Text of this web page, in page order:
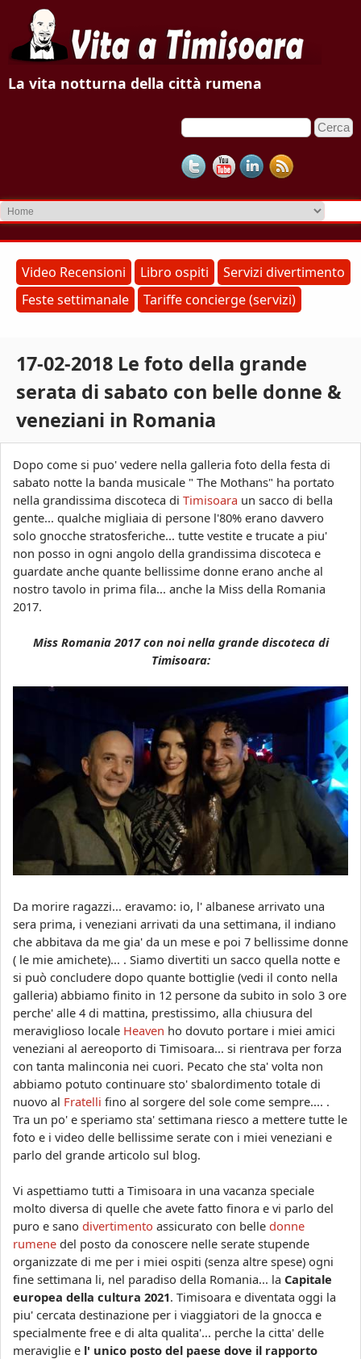
V
a
T
m
s
o
a
r
a
La vita notturna della città rumena
F
o
r
m
d
i
r
i
c
c
a
C
r
c
a
Video Recensioni Libro ospiti
Servizi divertimento
Feste settimanale
Tariffe concierge (servizi)
17-02-2018 Le foto della grande
serata di sabato con belle donne &
veneziani in Romania
Dopo come si puo' vedere nella galleria foto della festa di
sabato notte la banda musicale " The Mothans" ha portato
nella grandissima discoteca di Timisoara un sacco di bella
gente... qualche migliaia di persone l'80% erano davvero
solo gnocche stratosferiche... tutte vestite e trucate a piu'
non posso in ogni angolo della grandissima discoteca e
guardate anche quante bellissime donne erano anche al
nostro tavolo in prima fila... anche la Miss della Romania
2017.
Miss Romania 2017 con noi nella grande discoteca di
Timisoara:
Da morire ragazzi... eravamo: io, l' albanese arrivato una
sera prima, i veneziani arrivati da una settimana, il indiano
che abbitava da me gia' da un mese e poi 7 bellissime donne
( le mie amichete)... . Siamo divertiti un sacco quella notte e
si può concludere dopo quante bottiglie (vedi il conto nella
galleria) abbiamo finito in 12 persone da subito in solo 3 ore
perche' alle 4 di mattina, prestissimo, alla chiusura del
meraviglioso locale Heaven ho dovuto portare i miei amici
veneziani al aereoporto di Timisoara... si rientrava per forza
con tanta malinconia nei cuori. Pecato che sta' volta non
abbiamo potuto continuare sto' sbalordimento totale di
nuovo al Fratelli fino al sorgere del sole come sempre.... .
Tra un po' e speriamo sta' settimana riesco a mettere tutte le
foto e i video delle bellissime serate con i miei veneziani e
parlo del grande articolo sul blog.
Vi aspettiamo tutti a Timisoara in una vacanza speciale
molto diversa di quelle che avete fatto finora e vi parlo del
puro e sano divertimento assicurato con belle donne
rumene del posto da conoscere nelle serate stupende
organizzate di me per i miei ospiti (senza altre spese) ogni
fine settimana li, nel paradiso della Romania... la Capitale
europea della cultura 2021. Timisoara e diventata oggi la
piu' cercata destinazione per i viaggiatori de la gnocca e
specialmente free e di alta qualita'... perche la citta' delle
meraviglie e l' unico posto del paese dove il rapporto